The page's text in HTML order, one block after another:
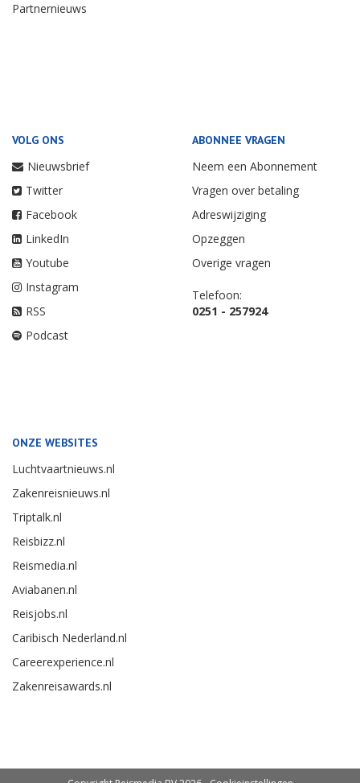
Partnernieuws
VOLG ONS
Nieuwsbrief
Twitter
Facebook
LinkedIn
Youtube
Instagram
RSS
Podcast
ABONNEE VRAGEN
Neem een Abonnement
Vragen over betaling
Adreswijziging
Opzeggen
Overige vragen
Telefoon:
0251 - 257924
ONZE WEBSITES
Luchtvaartnieuws.nl
Zakenreisnieuws.nl
Triptalk.nl
Reisbizz.nl
Reismedia.nl
Aviabanen.nl
Reisjobs.nl
Caribisch Nederland.nl
Careerexperience.nl
Zakenreisawards.nl